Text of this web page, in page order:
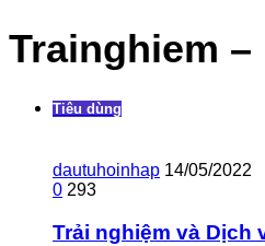
Trainghiem
Tiêu dùng
dautuhoinhap 14/05/2022
0 293
Trải nghiệm và Dịch